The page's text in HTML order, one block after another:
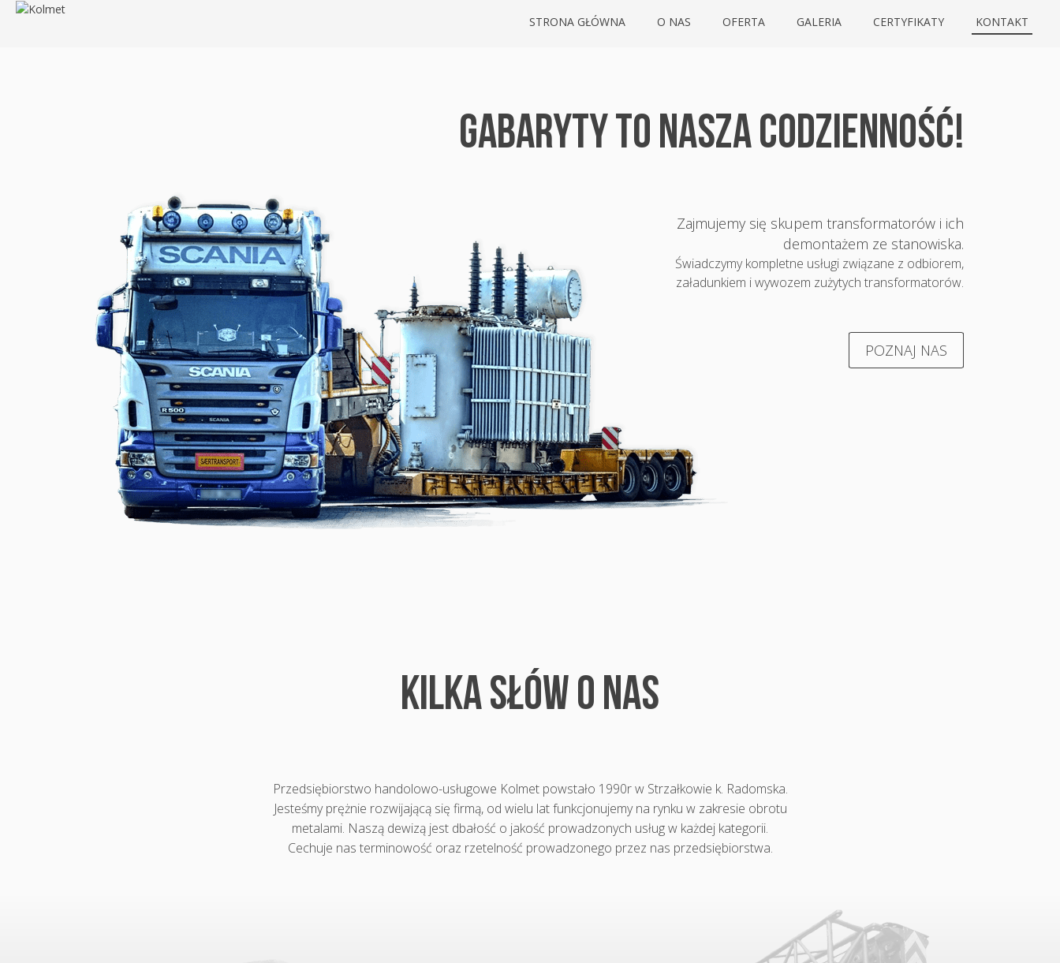
STRONA GŁÓWNA O NAS OFERTA GALERIA CERTYFIKATY KONTAKT
GABARYTY TO NASZA CODZIENNOŚĆ!
Zajmujemy się skupem transformatorów i ich
demontażem ze stanowiska.
Świadczymy kompletne usługi związane z odbiorem,
załadunkiem i wywozem zużytych transformatorów.
POZNAJ NAS
KILKA SŁÓW O NAS
Przedsiębiorstwo handolowo-usługowe Kolmet powstało 1990r w Strzałkowie k. Radomska.
Jesteśmy prężnie rozwijającą się firmą, od wielu lat funkcjonujemy na rynku w zakresie obrotu
metalami. Naszą dewizą jest dbałość o jakość prowadzonych usług w każdej kategorii.
Cechuje nas terminowość oraz rzetelność prowadzonego przez nas przedsiębiorstwa.